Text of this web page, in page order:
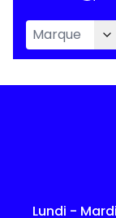
Lundi - Mardi